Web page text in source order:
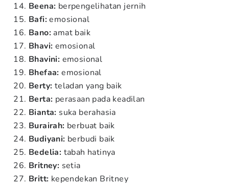
Beena: berpengelihatan jernih
Bafi:emosional
Bano: amat baik
Bhavi: emosional
Bhavini: emosional
Bhefaa:emosional
Berty: teladan yang baik
Berta: perasaan pada keadilan
Bianta: suka berahasia
Burairah: berbuat baik
Budiyani: berbudi baik
Bedelia: tabah hatinya
Britney: setia
Britt: kependekan Britney